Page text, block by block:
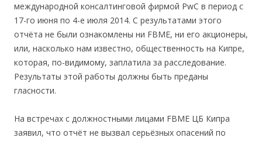
международной консалтинговой фирмой PwC в период с
17-го июня по 4-е июля 2014. С результатами этого
отчёта не были ознакомлены ни FBME, ни его акционеры,
или, насколько нам известно, общественность на Кипре,
которая, по-видимому, заплатила за расследование.
Результаты этой работы должны быть преданы
гласности.
На встречах с должностными лицами FBME ЦБ Кипра
заявил, что отчёт не вызвал серьёзных опасений по